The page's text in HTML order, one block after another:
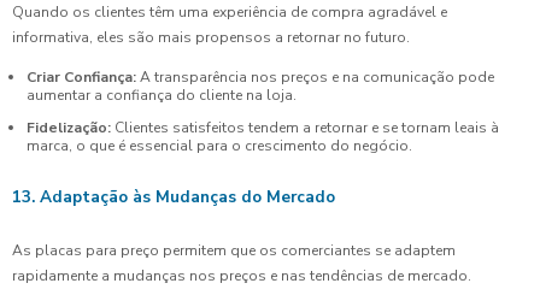
Quando os clientes têm uma experiência de compra agradável e
informativa, eles são mais propensos a retornar no futuro.
Criar Confiança:A transparência nos preços e na comunicação pode
aumentar a confiança do cliente na loja.
Fidelização: Clientes satisfeitos tendem a retornar e se tornam leais à
marca, o que é essencial para o crescimento do negócio.
13. Adaptação às Mudanças do Mercado
As placas para preço permitem que os comerciantes se adaptem
rapidamente a mudanças nos preços e nas tendências de mercado.